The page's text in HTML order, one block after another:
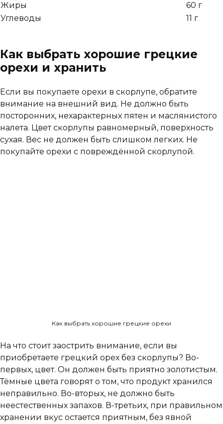
Жиры
60 г
Углеводы
11 г
Как выбрать хорошие грецкие
орехи и хранить
Если вы покупаете орехи в скорлупе, обратите
внимание на внешний вид. Не должно быть
посторонних, нехарактерных пятен и маслянистого
налета. Цвет скорлупы равномерный, поверхность
сухая. Вес не должен быть слишком легких. Не
покупайте орехи с повреждённой скорлупой.
Как выбрать хорошие грецкие орехи
На что стоит заострить внимание, если вы
приобретаете грецкий орех без скорлупы? Во-
первых, цвет. Он должен быть приятно золотистым.
Тёмные цвета говорят о том, что продукт хранился
неправильно. Во-вторых, не должно быть
неестественных запахов. В-третьих, при правильном
хранении вкус остается приятным, без явной